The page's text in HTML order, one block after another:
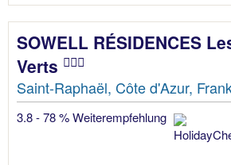
SOWELL RÉSIDENCES
Verts
Saint-Raphaël, Côte d'Azur,
3.8 - 78 % Weiterempfehlung